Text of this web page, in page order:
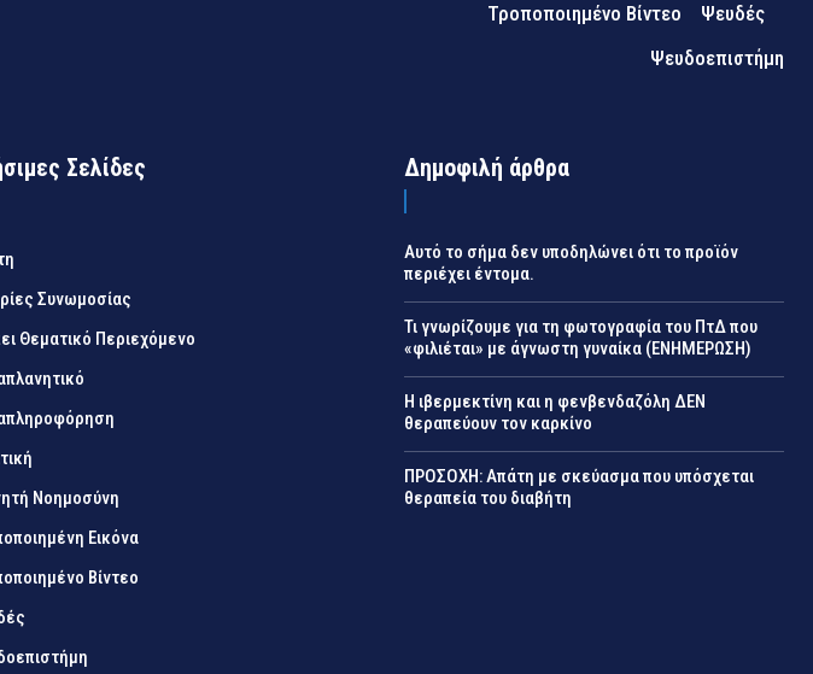
Τροποποιημένο Βίντεο
Ψευδές
Ψευδοεπιστήμη
Σελίδες
Συνωμοσίας
Θεματικό Περιεχόμενο
Νοημοσύνη
Εικόνα
Βίντεο
Δημοφιλή άρθρα
Αυτό το σήμα δεν υποδηλώνει ότι το προϊόν
περιέχει έντομα.
Τι γνωρίζουμε για τη φωτογραφία του ΠτΔ που
«φιλιέται» με άγνωστη γυναίκα (ΕΝΗΜΕΡΩΣΗ)
Η ιβερμεκτίνη και η φενβενδαζόλη ΔΕΝ
θεραπεύουν τον καρκίνο
ΠΡΟΣΟΧΗ: Απάτη με σκεύασμα που υπόσχεται
θεραπεία του διαβήτη